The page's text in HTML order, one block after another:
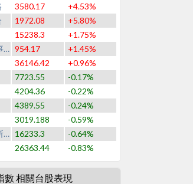
3580.17
+4.53%
1972.08
+5.80%
15238.3
+1.75%
道瓊公用事業 954.17
+1.45%
36146.42
+0.96%
7723.55
-0.17%
4204.36
-0.22%
4389.55
-0.24%
3019.188
-0.59%
紐約證交所NYSE 16233.3
-0.64%
26363.44 -0.83%
數 相關台股表現